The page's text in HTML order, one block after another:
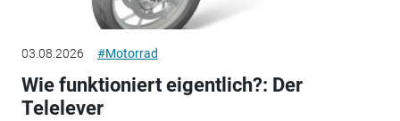
03.08.2026 #Motorrad
Wie funktioniert eigentlich?: Der
Telelever